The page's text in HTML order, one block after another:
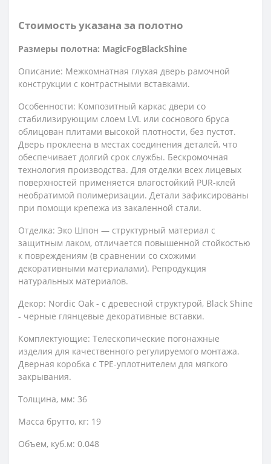
Стоимость указана за полотно
Размеры полотна: MagicFogBlackShine
Описание: Межкомнатная глухая дверь рамочной
конструкции с контрастными вставками.
Особенности: Композитный каркас двери со
стабилизирующим слоем LVL или соснового бруса
облицован плитами высокой плотности, без пустот.
Дверь проклеена в местах соединения деталей, что
обеспечивает долгий срок службы. Бескромочная
технология производства. Для отделки всех лицевых
поверхностей применяется влагостойкий PUR-клей
необратимой полимеризации. Детали зафиксированы
при помощи крепежа из закаленной стали.
Отделка: Эко Шпон — структурный материал с
защитным лаком, отличается повышенной стойкостью
к повреждениям (в сравнении со схожими
декоративными материалами). Репродукция
натуральных материалов.
Декор: Nordic Oak - с древесной структурой, Black Shine
- черные глянцевые декоративные вставки.
Комплектующие: Телескопические погонажные
изделия для качественного регулируемого монтажа.
Дверная коробка с TPE-уплотнителем для мягкого
закрывания.
Толщина, мм: 36
Масса брутто, кг: 19
Объем, куб.м: 0.048